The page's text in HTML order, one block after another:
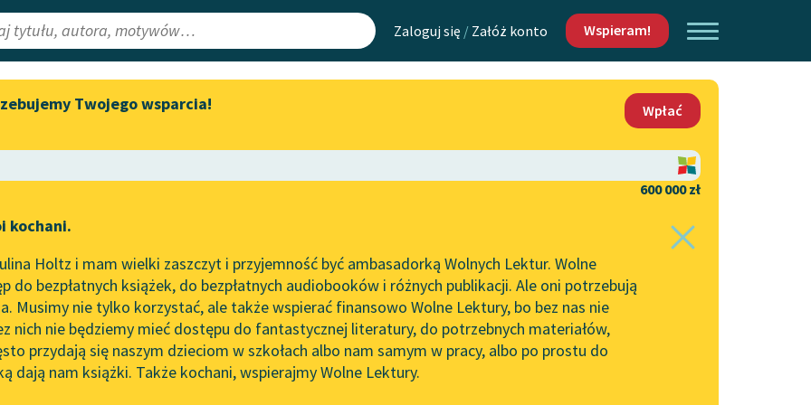
Zaloguj się / Załóż konto Wspieram!
Lektury
redakcyjne
Aktualności
„Prokurator Alicja Horn” do
literatury skandynawskiej
Spotkanie z Katarzyną Tunkiel
w Oslo
102. lata temu zmarł Joseph
Conrad
Mapa Wolnych Lektur
Leśmianator
API
OAI-PMH
Widget Wolnych Lektur
Kontakt
O projekcie
Zasady wykorzystania
Wolnych Lektur
Logotypy
Materiały promocyjne
Twojego wsparcia!
Wpłać
600 000 zł
kochani.
Holtz i mam wielki zaszczyt i przyjemność być ambasadorką Wolnych Lektur. Wolne
do bezpłatnych książek, do bezpłatnych audiobooków i różnych publikacji. Ale oni potrzebują
Musimy nie tylko korzystać, ale także wspierać finansowo Wolne Lektury, bo bez nas nie
nich nie będziemy mieć dostępu do fantastycznej literatury, do potrzebnych materiałów,
przydają się naszym dzieciom w szkołach albo nam samym w pracy, albo po prostu do
dają nam książki. Także kochani, wspierajmy Wolne Lektury.
Edith Nesbit✖